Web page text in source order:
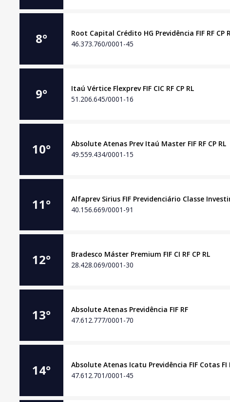
8°
Root Capital Crédito HG Previdência FIF RF CP
46.373.760/0001-45
9°
Itaú Vértice Flexprev FIF CIC RF CP RL
51.206.645/0001-16
10°
Absolute Atenas Prev Itaú Master FIF RF CP RL
49.559.434/0001-15
11°
Alfaprev Sirius FIF Previdenciário Classe
40.156.669/0001-91
12°
Bradesco Máster Premium FIF CI RF CP RL
28.428.069/0001-30
13°
Absolute Atenas Previdência FIF RF
47.612.777/0001-70
14°
Absolute Atenas Icatu Previdência FIF Cotas FI
47.612.701/0001-45